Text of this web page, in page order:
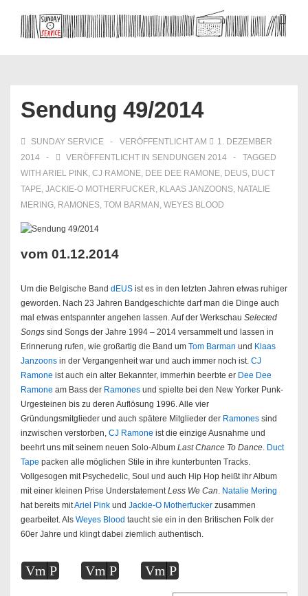
Sendung 49/2014
SUNDAY SERVICE VERÖFFENTLICHT AM
1. DEZEMBER
2014
VERÖFFENTLICHT IN SENDUNGEN 2014
TAGGED
WITH ARIEL PINK CJ RAMONE DEE DEE RAMONE DEUS DUCT
TAPE JACKIE-O MOTHERFUCKER KLAAS JANZOONS NATALIE
MERING RAMONES TOM BARMAN WEYES BLOOD
vom 01.12.2014
Um die Belgische Band dEUS ist es in den letzten Jahren etwas ruhiger
geworden. Nach 23 Jahren Bandgeschichte darf man die Dinge auch
mal etwas entspannter angehen lassen. Auf der Werkschau Selected
Songs sind Songs der Jahre 1994 – 2014 versammelt und lassen in
Erinnerung rufen, wie großartig die Band um Tom Barman und Klaas
Janzoons in der Vergangenheit war und auch immer noch ist. CJ
Ramone ist auch ein alter Bekannter, immerhin beerbte er Dee Dee
Ramone am Bass der Ramones und spielte bei den New Yorker Punk-
Urgesteinen bis zu deren Auflösung 1996. Alle vier
Gründungsmitglieder und auch spätere Mitglieder der Ramones sind
inzwischen verstorben, CJ Ramone ist die einzige Ausnahme und
beehrt uns mit seinem neuen Solo-Album Last Chance To Dance Duct
Tape packen alle möglichen Stile in ihre kunterbunten Tracks.
Vollgesogen mit Psychedelic, Soul und auch Hip Hop heißt ihr Album
mit einer kleinen Prise Understatement Less We Can Natalie Mering
hat bereits mitAriel Pink und Jackie-O Motherfucker zusammen
gearbeitet. Als Weyes Blood taucht sie ein in den Britischen Folk der
60er Jahre und klingt dabei ziemlich authentisch.
Vm P Vm P Vm P